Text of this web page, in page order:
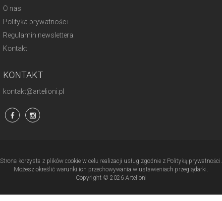
O nas
Polityka prywatności
Regulamin newslettera
Kontakt
KONTAKT
kontakt@artelioni.pl
Strona korzysta z plików cookie w celu realizacji usług zgodnie z Polityką prywatności.
Możesz określić warunki ich przechowywania w ustawieniach przeglądarki.
Copyright © 2026 Artelioni